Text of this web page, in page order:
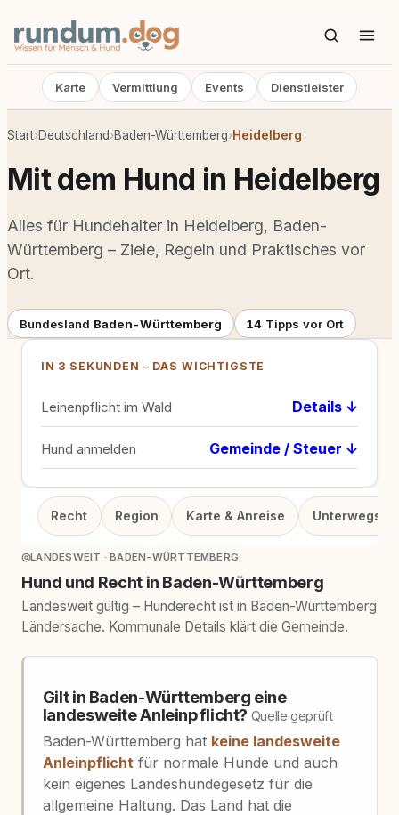
Karte Vermittlung Events Dienstleister
Start›Deutschland›Baden-Württemberg›Heidelberg
Mit dem Hund in Heidelberg
Alles für Hundehalter in Heidelberg, Baden-
Württemberg – Ziele, Regeln und Praktisches vor
Ort.
Bundesland Baden-Württemberg 14 Tipps vor Ort
IN 3 SEKUNDEN – DAS WICHTIGSTE
Leinenpflicht im Wald Details ↓
Hund anmelden Gemeinde / Steuer ↓
Recht Region Karte & Anreise Unterwegs
◎LANDESWEIT · BADEN-WÜRTTEMBERG
Hund und Recht in Baden-Württemberg
Landesweit gültig – Hunderecht ist in Baden-Württemberg
Ländersache. Kommunale Details klärt die Gemeinde.
Gilt in Baden-Württemberg eine
landesweite Anleinpflicht? Quelle geprüft
Baden-Württemberg hat keine landesweite
Anleinpflicht für normale Hunde und auch
kein eigenes Landeshundegesetz für die
allgemeine Haltung. Das Land hat die